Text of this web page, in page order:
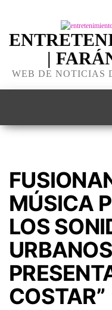
|
WEB DE NOTICIAS
MÚSICA
LOS
COSTAR”